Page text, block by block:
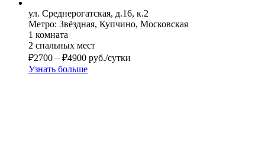
ул. Среднерогатская, д.16, к.2
Метро: Звёздная, Купчино, Московская
1 комната
2 спальных мест
₽2700 – ₽4900 руб./сутки
Узнать больше